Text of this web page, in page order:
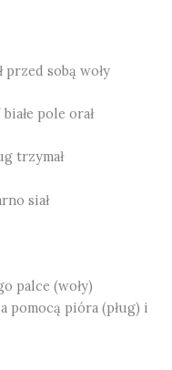
sobą woły
pole orał
trzymał
siał
palce (woły)
pomocą pióra (pług) i